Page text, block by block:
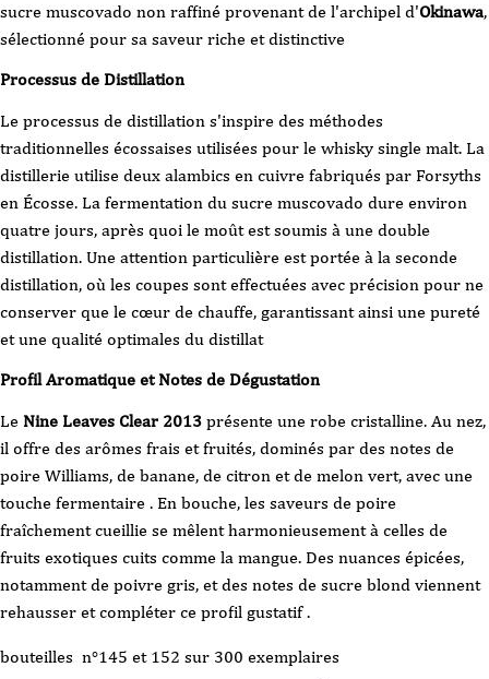
sucre muscovado non raffiné provenant de l'archipel d'Okinawa,
sélectionné pour sa saveur riche et distinctive
Processus de Distillation
Le processus de distillation s'inspire des méthodes
traditionnelles écossaises utilisées pour le whisky single malt. La
distillerie utilise deux alambics en cuivre fabriqués par Forsyths
en Écosse. La fermentation du sucre muscovado dure environ
quatre jours, après quoi le moût est soumis à une double
distillation. Une attention particulière est portée à la seconde
distillation, où les coupes sont effectuées avec précision pour ne
conserver que le cœur de chauffe, garantissant ainsi une pureté
et une qualité optimales du distillat
Profil Aromatique et Notes de Dégustation
Le Nine Leaves Clear 2013 présente une robe cristalline. Au nez,
il offre des arômes frais et fruités, dominés par des notes de
poire Williams, de banane, de citron et de melon vert, avec une
touche fermentaire . En bouche, les saveurs de poire
fraîchement cueillie se mêlent harmonieusement à celles de
fruits exotiques cuits comme la mangue. Des nuances épicées,
notamment de poivre gris, et des notes de sucre blond viennent
rehausser et compléter ce profil gustatif.
bouteilles n°145 et 152 sur 300 exemplaires